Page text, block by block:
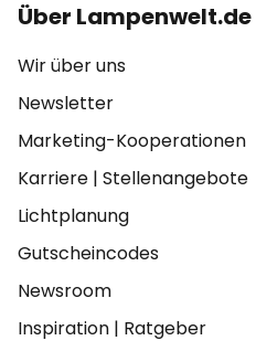
Über Lampenwelt.de
Wir über uns
Newsletter
Marketing-Kooperationen
Karriere | Stellenangebote
Lichtplanung
Gutscheincodes
Newsroom
Inspiration | Ratgeber